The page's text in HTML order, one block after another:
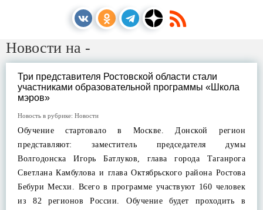
Новости на -
Три представителя Ростовской области стали
участниками образовательной программы «Школа
мэров»
Новость в рубрике: Новости
Обучение стартовало в Москве. Донской регион
представляют: заместитель председателя думы
Волгодонска Игорь Батлуков, глава города Таганрога
Светлана Камбулова и глава Октябрьского района Ростова
Бебури Месхи. Всего в программе участвуют 160 человек
из 82 регионов России. Обучение будет проходить в